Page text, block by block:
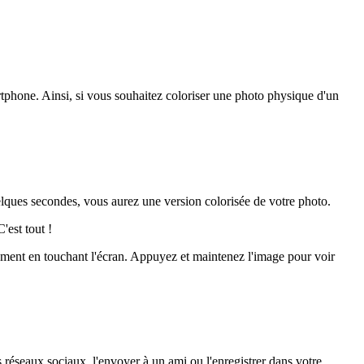
Ainsi, si vous souhaitez coloriser une photo physique d'un
secondes, vous aurez une version colorisée de votre photo.
tout !
en touchant l'écran. Appuyez et maintenez l'image pour voir
sociaux, l'envoyer à un ami ou l'enregistrer dans votre